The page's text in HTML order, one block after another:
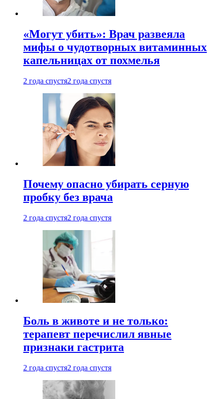
«Могут убить»: Врач развеяла
мифы о чудотворных витаминных
капельницах от похмелья
2 года спустя2 года спустя
Почему опасно убирать серную
пробку без врача
2 года спустя2 года спустя
Боль в животе и не только:
терапевт перечислил явные
признаки гастрита
2 года спустя2 года спустя